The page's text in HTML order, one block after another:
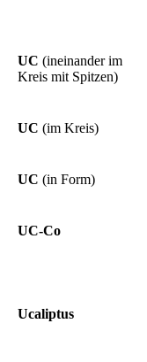
UC (ineinander im
Kreis mit Spitzen)
UC (im Kreis)
UC (in Form)
UC-Co
Ucaliptus